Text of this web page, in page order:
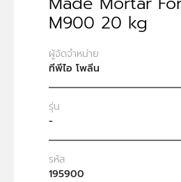
M900 20 kg
ผู้จัดจำหน่าย
ทีพีไอ โพลีน
รุ่น
-
รหัส
195900